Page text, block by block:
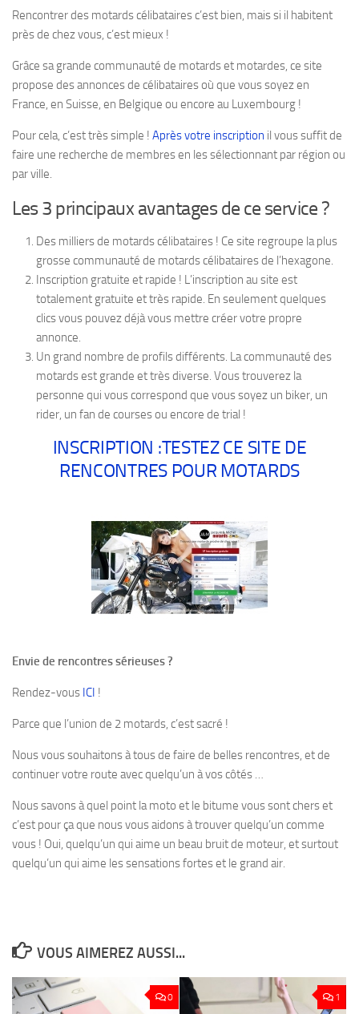
Rencontrer des motards célibataires c’est bien, mais si il habitent
près de chez vous, c’est mieux !
Grâce sa grande communauté de motards et motardes, ce site
propose des annonces de célibataires où que vous soyez en
France, en Suisse, en Belgique ou encore au Luxembourg !
Pour cela, c’est très simple ! Après votre inscription il vous suffit de
faire une recherche de membres en les sélectionnant par région ou
par ville.
Les 3 principaux avantages de ce service ?
Des milliers de motards célibataires ! Ce site regroupe la plus
grosse communauté de motards célibataires de l’hexagone.
Inscription gratuite et rapide ! L’inscription au site est
totalement gratuite et très rapide. En seulement quelques
clics vous pouvez déjà vous mettre créer votre propre
annonce.
Un grand nombre de profils différents. La communauté des
motards est grande et très diverse. Vous trouverez la
personne qui vous correspond que vous soyez un biker, un
rider, un fan de courses ou encore de trial !
INSCRIPTION :TESTEZ CE SITE DE
RENCONTRES POUR MOTARDS
Envie de rencontres sérieuses ?
Rendez-vous ICI !
Parce que l’union de 2 motards, c’est sacré !
Nous vous souhaitons à tous de faire de belles rencontres, et de
continuer votre route avec quelqu’un à vos côtés …
Nous savons à quel point la moto et le bitume vous sont chers et
c’est pour ça que nous vous aidons à trouver quelqu’un comme
vous ! Oui, quelqu’un qui aime un beau bruit de moteur, et surtout
quelqu’un qui aime les sensations fortes et le grand air.
VOUS AIMEREZ AUSSI...
0 1